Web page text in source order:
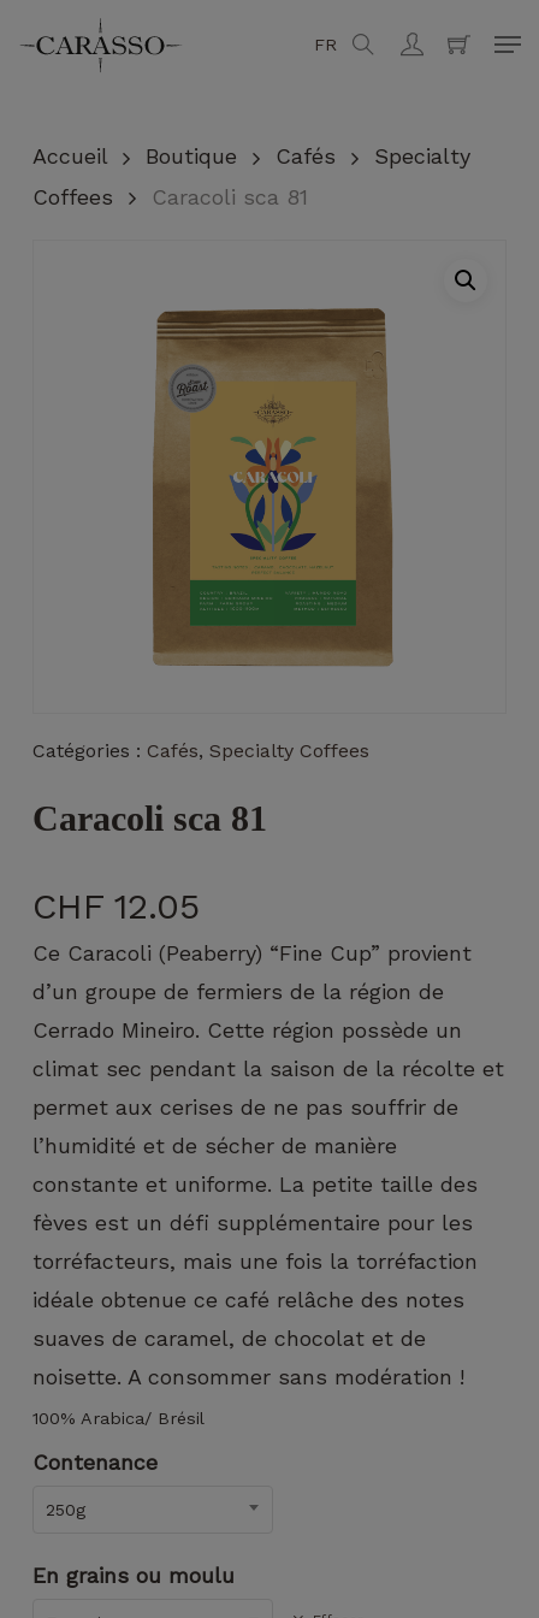
FR searchaccount
Panier Fermer
Accueil Boutique Cafés
Specialty
Coffees
Caracoli sca 81
Catégories : Cafés, Specialty Coffees
Caracoli sca 81
CHF 12.05
Ce Caracoli (Peaberry) “Fine Cup” provient
d’un groupe de fermiers de la région de
Cerrado Mineiro. Cette région possède un
climat sec pendant la saison de la récolte et
permet aux cerises de ne pas souffrir de
l’humidité et de sécher de manière
constante et uniforme. La petite taille des
fèves est un défi supplémentaire pour les
torréfacteurs, mais une fois la torréfaction
idéale obtenue ce café relâche des notes
suaves de caramel, de chocolat et de
noisette. A consommer sans modération !
100% Arabica/ Brésil
Contenance
250g
En grains ou moulu
Nécessaire
Statistiques
Afin que
nous
puissions
améliorer la
fonctionnalité
et la
structure du
fonction de
la façon dont
est utilisé.
Experience